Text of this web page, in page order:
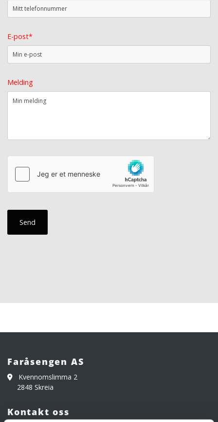
E-post*
Melding
Faråsengen AS

Kvennomslimma 2
2848 Skreia
Kontakt oss